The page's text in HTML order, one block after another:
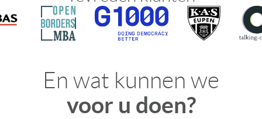
En wat kunnen we
voor u doen?